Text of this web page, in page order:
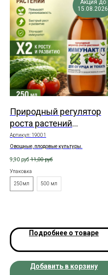
Акция до
15.08.2026
Природный регулятор
роста растений
ИММУНАКТ для овощей
(огурца и томата)
Артикул: 19001
Овощные, плодовые культуры.
9,90 руб 11,00 руб
Упаковка
250мл 500 мл
Подробнее о товаре
Добавить в корзину